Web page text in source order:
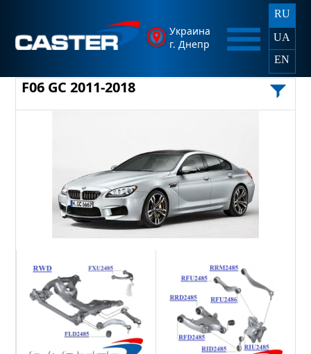
Украина
г. Днепр
RU
UA
EN
F06 GC 2011-2018